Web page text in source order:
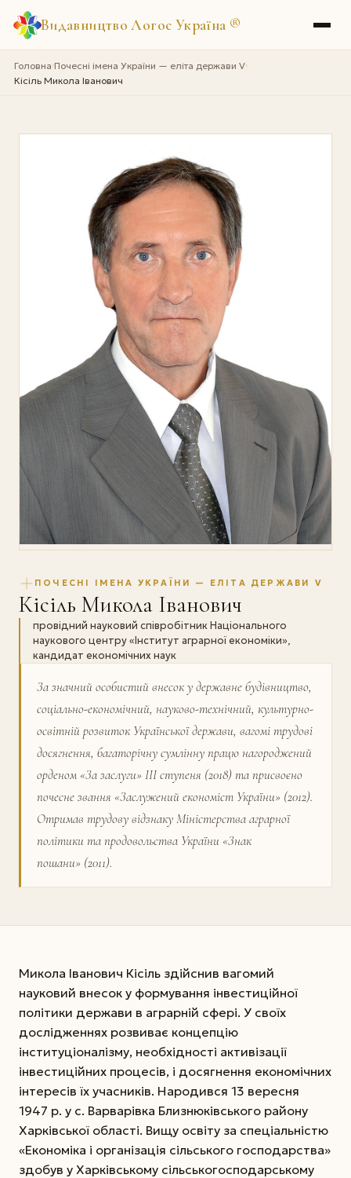
Видавництво Логос Україна ®
Головна›Почесні імена України — еліта держави V›
Кісіль Микола Іванович
ПОЧЕСНІ ІМЕНА УКРАЇНИ — ЕЛІТА ДЕРЖАВИ V
Кісіль Микола Іванович
провідний науковий співробітник Національного
наукового центру «Інститут аграрної економіки»,
кандидат економічних наук
За значний особистий внесок у державне будів­ництво,
соціально-економічний, науково-технічний, культурно-
освітній розвиток Української держави, вагомі трудові
досягнення, багаторічну сумлінну працю нагороджений
орденом «За заслуги» III ступеня (2018) та присвоєно
почесне звання «Заслужений економіст України» (2012).
Отримав трудову відзнаку Міністерства аграрної
політики та продовольства України «Знак
пошани» (2011).
Микола Іванович Кісіль здійснив вагомий
науковий внесок у формування інвестиційної
політики держави в аграрній сфері. У своїх
дослідженнях розвиває концепцію
інституціоналізму, необхідності активізації
інвестиційних процесів, і досягнення економічних
інтере­сів їх учасників. Народився 13 вересня
1947 р. у с. Варварівка Близнюківського району
Харківської області. Вищу освіту за спеціальністю
«Економіка і організація сільського господарства»
здобув у Харківському сільськогосподарському